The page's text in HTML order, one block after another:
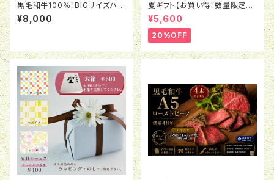
黒毛和牛100％！BIGサイズハン
バーグ8個
¥8,000
夏ギフト【お買い得！数量限定！】
【黒毛和牛ローストビーフ（赤
身・霜降り）2種食べ比べ＆黒毛
和牛100％ハンバーグ4種食べ
比べセット】
¥5,600
20%OFF